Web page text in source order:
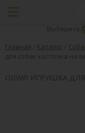
Выберите:
Главная / Каталог /
для собак косточка на
GIGWI ИГРУШКА